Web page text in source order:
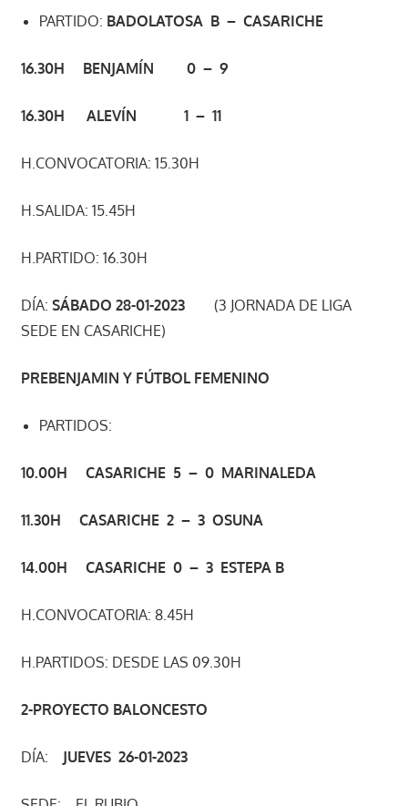
PARTIDO: BADOLATOSA B – CASARICHE
16.30H BENJAMÍN 0 – 9
16.30H ALEVÍN 1 – 11
H.CONVOCATORIA: 15.30H
H.SALIDA: 15.45H
H.PARTIDO: 16.30H
DÍA: SÁBADO 28-01-2023
(3 JORNADA DE LIGA
SEDE EN CASARICHE)
PREBENJAMIN Y FÚTBOL FEMENINO
PARTIDOS:
10.00H CASARICHE 5 – 0 MARINALEDA
11.30H CASARICHE 2 – 3 OSUNA
14.00H CASARICHE 0 – 3 ESTEPA B
H.CONVOCATORIA: 8.45H
H.PARTIDOS: DESDE LAS 09.30H
2-PROYECTO BALONCESTO
DÍA: JUEVES 26-01-2023